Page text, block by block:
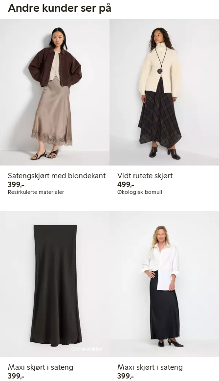
Andre kunder ser på
Satengskjørt med blondekant
399,-399,00 kr
Resirkulerte materialer
Vidt rutete skjørt
499,-499,00 kr
Økologisk bomull
Maxi skjørt i sateng
399,-399,00 kr
Maxi skjørt i sateng
399,-399,00 kr